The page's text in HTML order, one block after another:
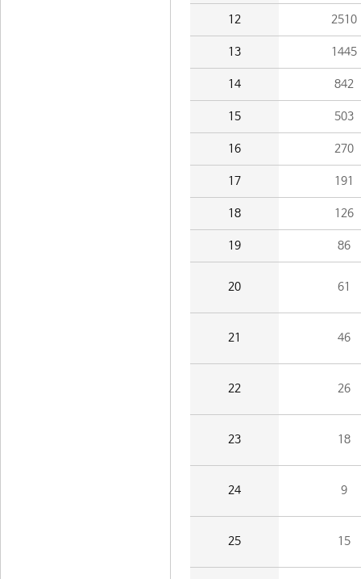
12 2510
13 1445
14 842
15 503
16 270
17 191
18 126
19 86
20 61
21 46
22 26
23 18
24 9
25 15